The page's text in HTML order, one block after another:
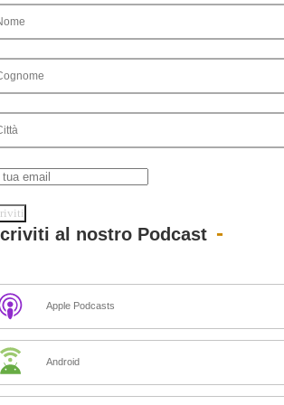
al nostro Podcast
Apple Podcasts
Android